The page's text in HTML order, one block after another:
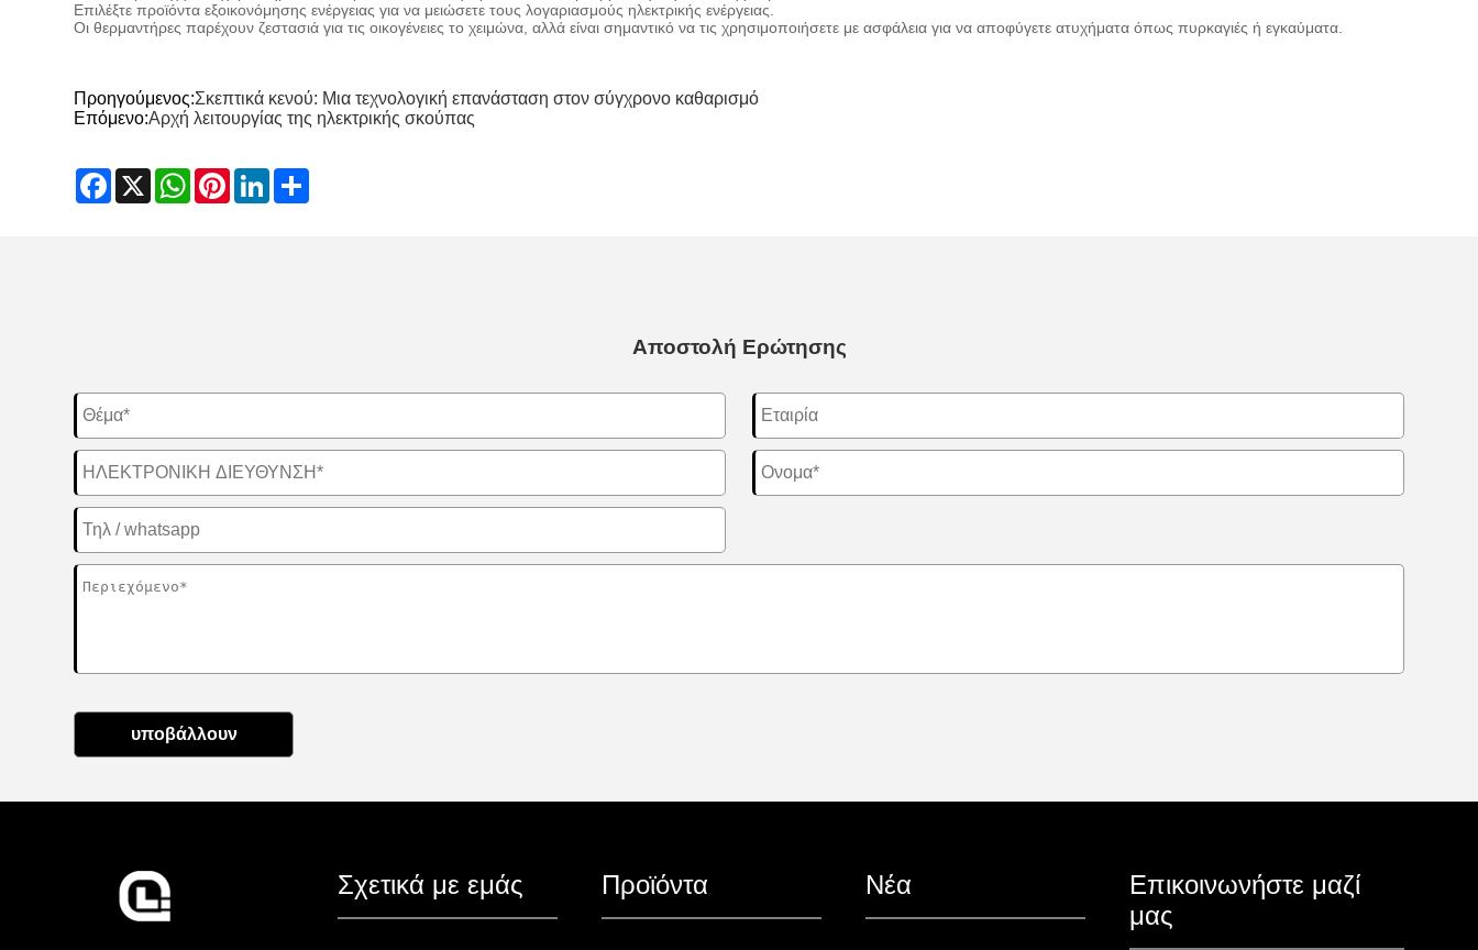
Επιλέξτε προϊόντα εξοικονόμησης ενέργειας για να μειώσετε τους λογαριασμούς ηλεκτρικής ενέργειας.
Οι θερμαντήρες παρέχουν ζεστασιά για τις οικογένειες το χειμώνα, αλλά είναι σημαντικό να τις χρησιμοποιήσετε με ασφάλεια για να αποφύγετε ατυχήματα όπως πυρκαγιές ή εγκαύματα.
Προηγούμενος:Σκεπτικά κενού: Μια τεχνολογική επανάσταση στον σύγχρονο καθαρισμό
Επόμενο:Αρχή λειτουργίας της ηλεκτρικής σκούπας
Facebook
X WhatsApp
PinterestLinkedIn
Αποστολή Ερώτησης
υποβάλλουν
Σχετικά με εμάς Προϊόντα Νέα
Επικοινωνήστε μαζί
μας